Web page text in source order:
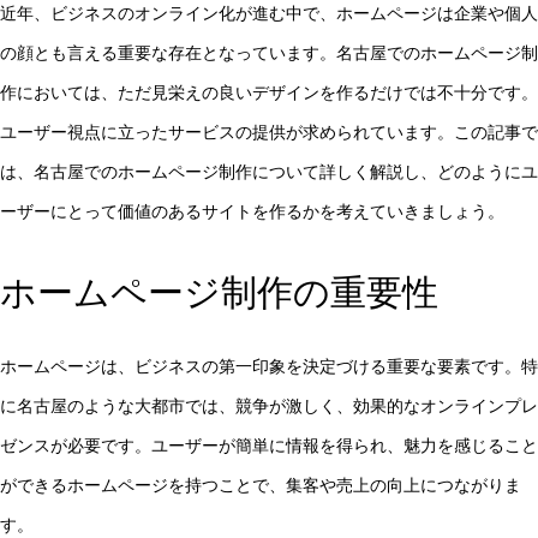
近年、ビジネスのオンライン化が進む中で、ホームページは企業や個人
の顔とも言える重要な存在となっています。名古屋でのホームページ制
作においては、ただ見栄えの良いデザインを作るだけでは不十分です。
ユーザー視点に立ったサービスの提供が求められています。この記事で
は、名古屋でのホームページ制作について詳しく解説し、どのようにユ
ーザーにとって価値のあるサイトを作るかを考えていきましょう。
ホームページ制作の重要性
ホームページは、ビジネスの第一印象を決定づける重要な要素です。特
に名古屋のような大都市では、競争が激しく、効果的なオンラインプレ
ゼンスが必要です。ユーザーが簡単に情報を得られ、魅力を感じること
ができるホームページを持つことで、集客や売上の向上につながりま
す。